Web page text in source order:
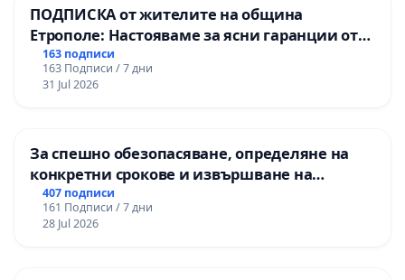
ПОДПИСКА от жителите на община
Етрополе: Настояваме за ясни гаранции от
“Елаците-МЕД” АД и от държавата, че ще се
изпълнят всички екологични норми!
163 подписи
163 Подписи / 7 дни
31 Jul 2026
За спешно обезопасяване, определяне на
конкретни срокове и извършване на
цялостна рехабилитация на
републиканския път между пътен възел АМ
„Тракия“ - гр. Ихтиман - с. Мирово - к.к.
407 подписи
161 Подписи / 7 дни
28 Jul 2026